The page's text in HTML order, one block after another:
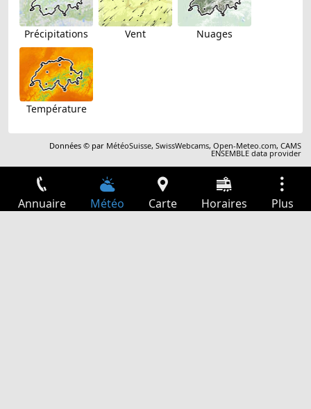
Précipitations Vent Nuages
Température
Données © par MétéoSuisse,SwissWebcams,Open-Meteo.com,CAMS
ENSEMBLE data provider
Annuaire Météo Carte Horaires Plus